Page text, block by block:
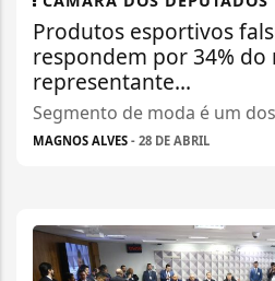
Produtos esportivos
respondem por 34% do
representante...
Segmento de moda é um
MAGNOS ALVES - 28 DE ABRIL